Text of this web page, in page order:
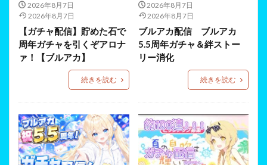
2026年8月7日
2026年8月7日
【ガチャ配信】貯めた石で
周年ガチャを引くぞアロナ
ァ！【ブルアカ】
続きを読む
2026年8月7日
2026年8月7日
ブルアカ配信 ブルアカ
5.5周年ガチャ＆絆ストー
リー消化
続きを読む